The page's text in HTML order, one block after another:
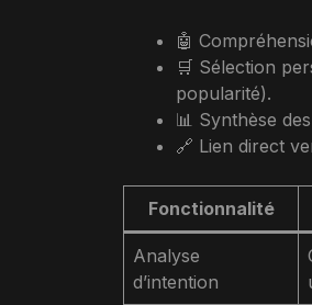
🤖
🛒 Sélection
popularité).
📊 Synthèse
🔗 Lien direct
Fonctionnalité
Analyse
d’intention